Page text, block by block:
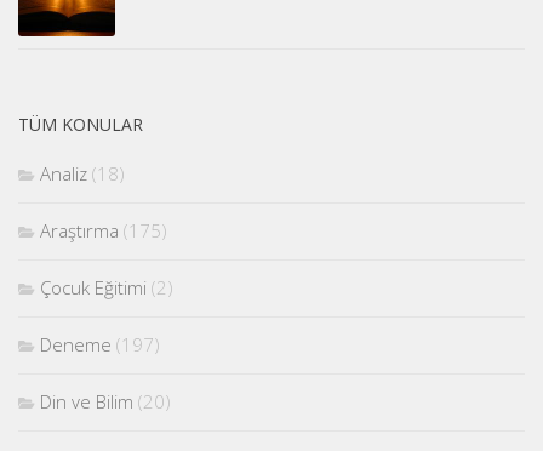
TÜM KONULAR
Analiz (18)
Araştırma (175)
Çocuk Eğitimi (2)
Deneme (197)
Din ve Bilim (20)